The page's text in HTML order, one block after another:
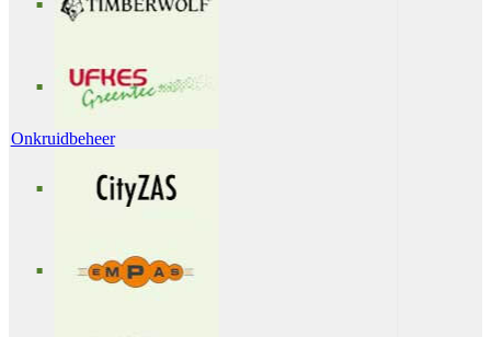
Onkruidbeheer